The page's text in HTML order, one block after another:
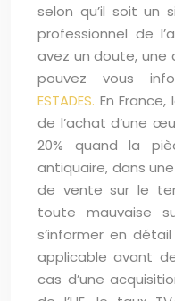
selon qu’il soit un
professionnel de
avez un doute, une
pouvez vous
ESTADES. En
de l’achat d’une
20% quand la
antiquaire, dans
de vente sur le
toute mauvaise
s’informer en
applicable avant
cas d’une